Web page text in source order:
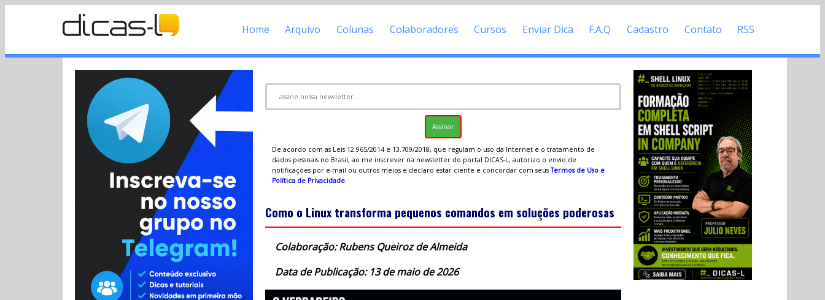
Home Arquivo Colunas Colaboradores Cursos Enviar Dica F.A.Q Cadastro Contato RSS
De acordo com as Leis 12.965/2014 e 13.709/2018, que regulam o uso da Internet e o tratamento de
dados pessoais no Brasil, ao me inscrever na newsletter do portal DICAS-L, autorizo o envio de
notificações por e-mail ou outros meios e declaro estar ciente e concordar com seusTermos de Uso e
Política de Privacidade.
Como o Linux transforma pequenos comandos em soluções poderosas
Colaboração: Rubens Queiroz de Almeida
Data de Publicação: 13 de maio de 2026